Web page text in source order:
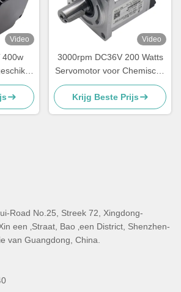
Video
400w
en
Video
3000rpm DC36V 200 Watts
Servomotor voor Chemische
het Doseren Vloeibare
Peristaltische Pomp
Krijg Beste Prijs
Road No.25, Streek 72, Xingdong-
een ‚Straat, Bao ‚een District, Shenzhen-
van Guangdong, China.